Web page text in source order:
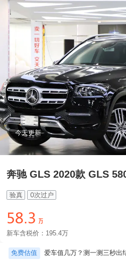
今天更新
奔驰 GLS 2020款 GLS
验真 0次过户
餼麣.驋 万
新车含税价：195.4万
免费估值 爱车值几万？测一测三秒出